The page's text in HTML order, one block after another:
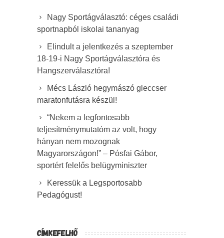
Nagy Sportágválasztó: céges családi
sportnapból iskolai tananyag
Elindult a jelentkezés a szeptember
18-19-i Nagy Sportágválasztóra és
Hangszerválasztóra!
Mécs László hegymászó gleccser
maratonfutásra készül!
“Nekem a legfontosabb
teljesítménymutatóm az volt, hogy
hányan nem mozognak
Magyarországon!” – Pósfai Gábor,
sportért felelős belügyminiszter
Keressük a Legsportosabb
Pedagógust!
CÍMKEFELHŐ